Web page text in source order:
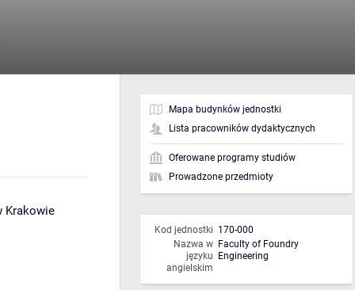
Krakowie
Mapa budynków jednostki
Lista pracowników dydaktycznych
Oferowane programy studiów
Prowadzone przedmioty
Kod jednostki 170-000
Nazwa w
języku
angielskim
Faculty of Foundry
Engineering